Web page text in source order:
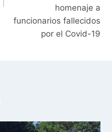
homenaje a
funcionarios fallecidos
por el Covid-19